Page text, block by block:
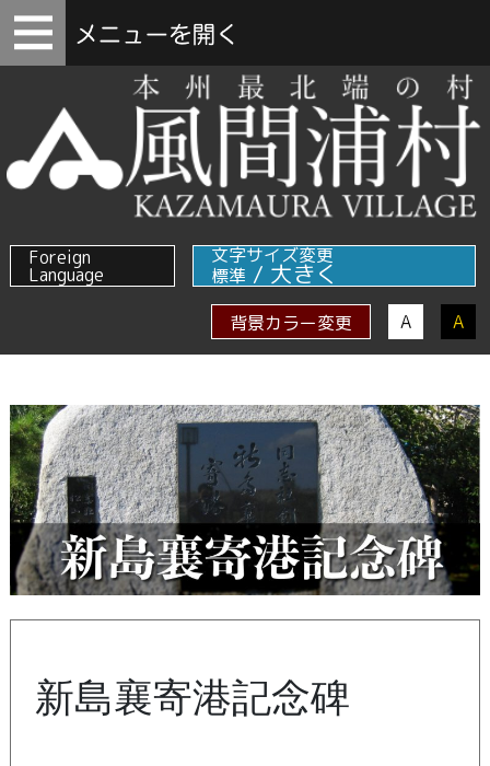
Foreign
Language
文字サイズ変更
標準 / 大きく
背景カラー変更 A A
新島襄寄港記念碑